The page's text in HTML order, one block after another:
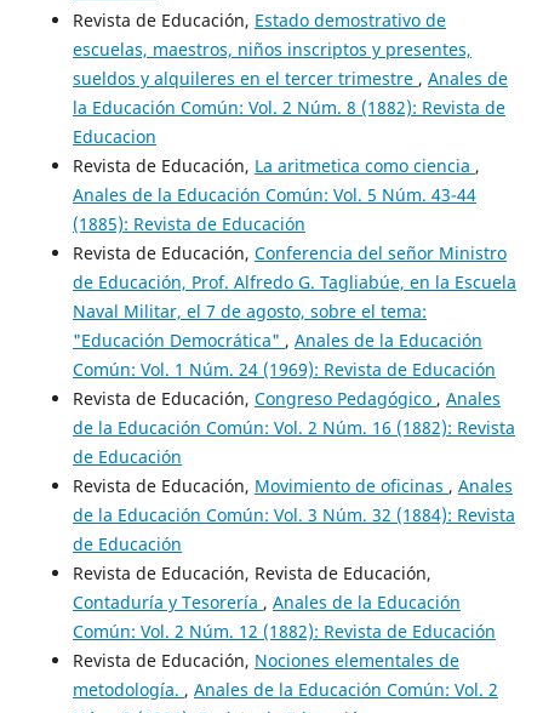
Revista de Educación, Estado demostrativo de
escuelas, maestros, niños inscriptos y presentes,
sueldos y alquileres en el tercer trimestre , Anales de
la Educación Común: Vol. 2 Núm. 8 (1882): Revista de
Educacion
Revista de Educación, La aritmetica como ciencia ,
Anales de la Educación Común: Vol. 5 Núm. 43-44
(1885): Revista de Educación
Revista de Educación, Conferencia del señor Ministro
de Educación, Prof. Alfredo G. Tagliabúe, en la Escuela
Naval Militar, el 7 de agosto, sobre el tema:
"Educación Democrática" , Anales de la Educación
Común: Vol. 1 Núm. 24 (1969): Revista de Educación
Revista de Educación, Congreso Pedagógico , Anales
de la Educación Común: Vol. 2 Núm. 16 (1882): Revista
de Educación
Revista de Educación, Movimiento de oficinas , Anales
de la Educación Común: Vol. 3 Núm. 32 (1884): Revista
de Educación
Revista de Educación, Revista de Educación,
Contaduría y Tesorería , Anales de la Educación
Común: Vol. 2 Núm. 12 (1882): Revista de Educación
Revista de Educación, Nociones elementales de
metodología. , Anales de la Educación Común: Vol. 2